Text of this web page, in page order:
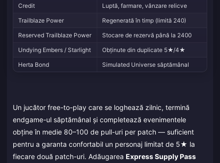
Credit
Luptă, farmare, vânzare relicve
Trailblaze Power
Regenerată în timp (limită 240)
Reserved Trailblaze Power
Stocare de rezervă până la 2400
Undying Embers / Starlight
Obținute din duplicate 5★/4★
Herta Bond
Simulated Universe săptămânal
Un jucător free-to-play care se loghează zilnic, termină
endgame-ul săptămânal și completează evenimentele
obține în medie 80–100 de pull-uri per patch — suficient
pentru a garanta confortabil un personaj limitat de 5★ la
fiecare două patch-uri. Adăugarea Express Supply Pass